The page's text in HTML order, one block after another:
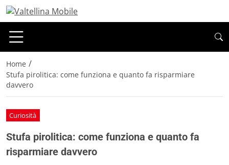
Home /
Stufa pirolitica: come funziona e quanto fa risparmiare
davvero
Curiosità
Stufa pirolitica: come funziona e quanto fa
risparmiare davvero